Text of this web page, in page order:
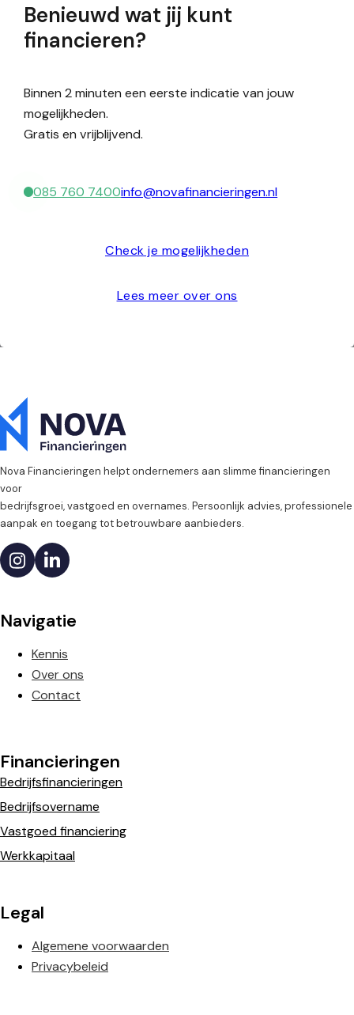
Benieuwd wat jij kunt
financieren?
Binnen 2 minuten een eerste indicatie van jouw
mogelijkheden.
Gratis en vrijblijvend.
085 760 7400info@novafinancieringen.nl
Check je mogelijkheden
Lees meer over ons
Nova Financieringen helpt ondernemers aan slimme financieringen
voor
bedrijfsgroei, vastgoed en overnames. Persoonlijk advies, professionele
aanpak en toegang tot betrouwbare aanbieders.
Navigatie
Kennis
Over ons
Contact
Financieringen
Bedrijfsfinancieringen
Bedrijfsovername
Vastgoed financiering
Werkkapitaal
Legal
Algemene voorwaarden
Privacybeleid